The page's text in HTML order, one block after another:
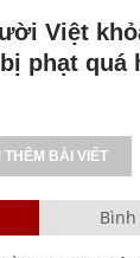
Việt
phạt quá
THÊM BÀI VIẾT